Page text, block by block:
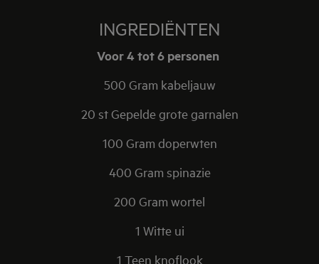
INGREDIËNTEN
Voor 4 tot 6 personen
500 Gram kabeljauw
20 st Gepelde grote garnalen
100 Gram doperwten
400 Gram spinazie
200 Gram wortel
1 Witte ui
1 Teen knoflook